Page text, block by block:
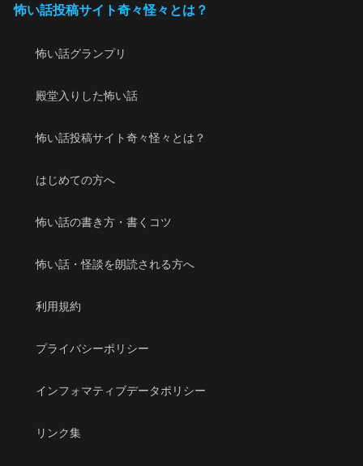
怖い話投稿サイト奇々怪々とは？
怖い話グランプリ
殿堂入りした怖い話
怖い話投稿サイト奇々怪々とは？
はじめての方へ
怖い話の書き方・書くコツ
怖い話・怪談を朗読される方へ
利用規約
プライバシーポリシー
インフォマティブデータポリシー
リンク集